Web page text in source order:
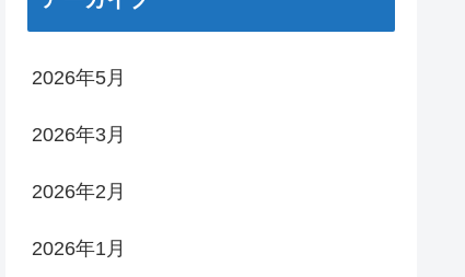
2026年5月
2026年3月
2026年2月
2026年1月